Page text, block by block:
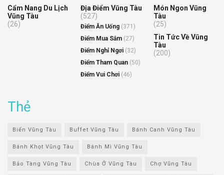
Cẩm Nang Du Lịch
Vũng Tàu
(26)
Địa Điểm Vũng Tàu
(527)
Điểm Ăn Uống (371)
Điểm Mua Sắm (27)
Điểm Nghỉ Ngơi (32)
Điểm Tham Quan (50)
Điểm Vui Chơi (46)
Món Ngon Vũng
Tàu
(25)
Tin Tức Về Vũng
Tàu
(200)
Thẻ
Biển Vũng Tàu Buffet Vũng Tàu Bánh Canh Vũng Tàu
Bánh Khọt Vũng Tàu Bánh Mì Vũng Tàu
Bảo Tàng Vũng Tàu Chùa Ở Vũng Tàu Chợ Vũng Tàu